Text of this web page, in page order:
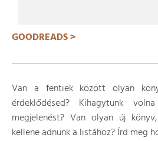
GOODREADS >
Van a fentiek között olyan
érdeklődésed? Kihagytunk
megjelenést? Van olyan új
kellene adnunk a listához? Írd meg